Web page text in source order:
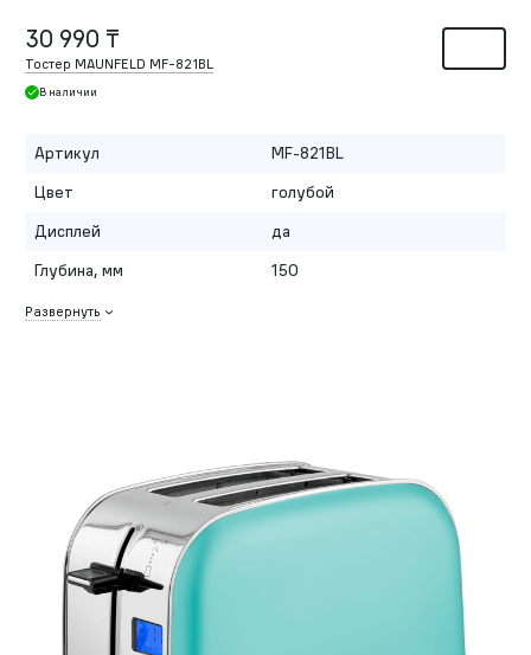
30 990 ₸
Тостер MAUNFELD MF-821BL
В наличии
Артикул
MF-821BL
Цвет
голубой
Дисплей
да
Глубина, мм
150
Развернуть